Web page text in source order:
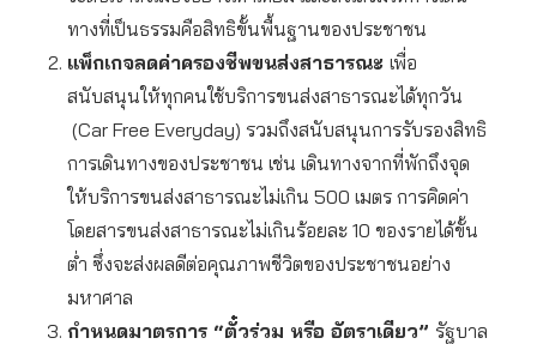
ทางที่เป็นธรรมคือสิทธิขั้นพื้นฐานของประชาชน
แพ็กเกจลดค่าครองชีพขนส่งสาธารณะ เพื่อ
สนับสนุนให้ทุกคนใช้บริการขนส่งสาธารณะได้ทุกวัน
(Car Free Everyday) รวมถึงสนับสนุนการรับรองสิทธิ
การเดินทางของประชาชน เช่น เดินทางจากที่พักถึงจุด
ให้บริการขนส่งสาธารณะไม่เกิน 500 เมตร การคิดค่า
โดยสารขนส่งสาธารณะไม่เกินร้อยละ 10 ของรายได้ขั้น
ต่ำ ซึ่งจะส่งผลดีต่อคุณภาพชีวิตของประชาชนอย่าง
มหาศาล
กำหนดมาตรการ “ตั๋วร่วม หรือ อัตราเดียว” รัฐบาล